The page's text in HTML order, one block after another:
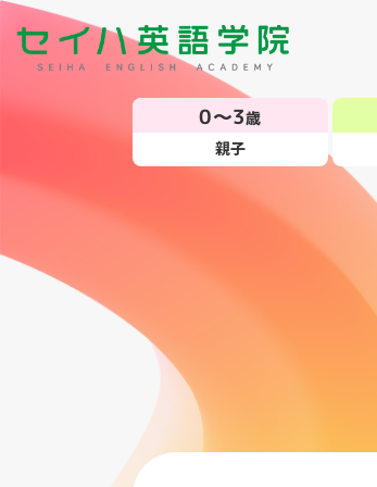
0～3歳
親子